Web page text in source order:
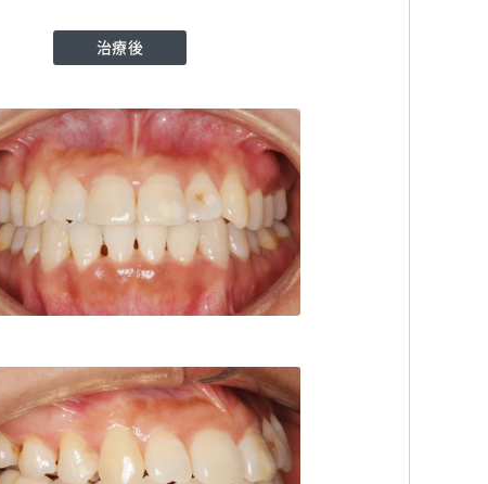
治療後
デンタルオフィス TEL:0862221182